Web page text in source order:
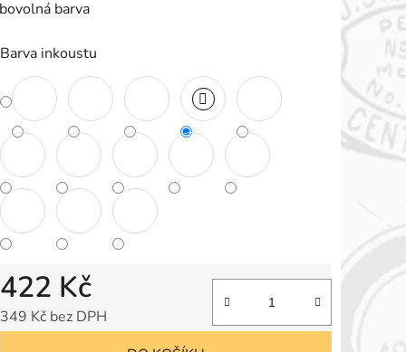
hvězdiček.
barva
Barva inkoustu
422 Kč
349 Kč bez DPH